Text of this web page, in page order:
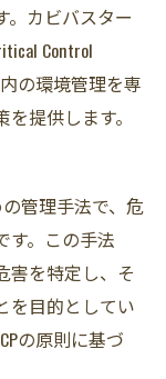
。カビバスター
Control
の環境管理を専
提供します。
の管理手法で、危
す。この手法
害を特定し、そ
を目的としてい
の原則に基づ